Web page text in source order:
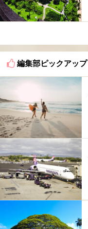
編集部ピックアップ